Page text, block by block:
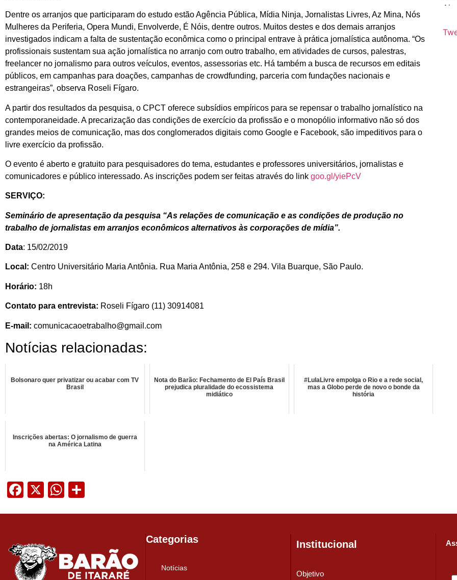
Dentre os arranjos que participaram do estudo estão Agência Pública, Mídia Ninja, Jornalistas Livres, Az Mina, Nós
Mulheres da Periferia, Opera Mundi, Envolverde, É Nóis, dentre outros. Muitos destes e dos demais arranjos
investigados indicam a falta de sustentação econômica como o principal entrave à prática jornalística autônoma. “Os
profissionais sustentam sua ação jornalística no arranjo com outro trabalho, em atividades de cursos, palestras,
freelancer no jornalismo para outros veículos, eventos, assessorias etc. Há também a busca de recursos em editais
públicos, em campanhas para doações, campanhas de crowdfunding, parceria com fundações nacionais e
estrangeiras”, observa Roseli Fígaro.
A partir dos resultados da pesquisa, o CPCT oferece subsídios empíricos para se repensar o trabalho jornalístico na
contemporaneidade. A precarização das condições de exercício da profissão e o monopólio informativo não só dos
grandes meios de comunicação, mas dos conglomerados digitais como Google e Facebook, são impeditivos para o
livre exercício da profissão.
O evento é aberto e gratuito para pesquisadores do tema, estudantes e professores universitários, jornalistas e
comunicadores e público interessado. As inscrições podem ser feitas através do link goo.gl/yiePcV
SERVIÇO:
Seminário de apresentação da pesquisa “As relações de comunicação e as condições de produção no
trabalho de jornalistas em arranjos econômicos alternativos às corporações de mídia”.
Data: 15/02/2019
Local: Centro Universitário Maria Antônia. Rua Maria Antônia, 258 e 294. Vila Buarque, São Paulo.
Horário: 18h
Contato para entrevista: Roseli Fígaro (11) 30914081
E-mail: comunicacaoetrabalho@gmail.com
Notícias relacionadas:
Bolsonaro quer privatizar ou acabar com TV
Brasil
Nota do Barão: Fechamento de El País Brasil
prejudica pluralidade do ecossistema
midiático
#LulaLivre empolga o Rio e a rede social,
mas a Globo perde de novo o bonde da
história
Inscrições abertas: O jornalismo de guerra
na América Latina
Facebook
X WhatsApp
Categorias
Notícias
Institucional
Objetivo